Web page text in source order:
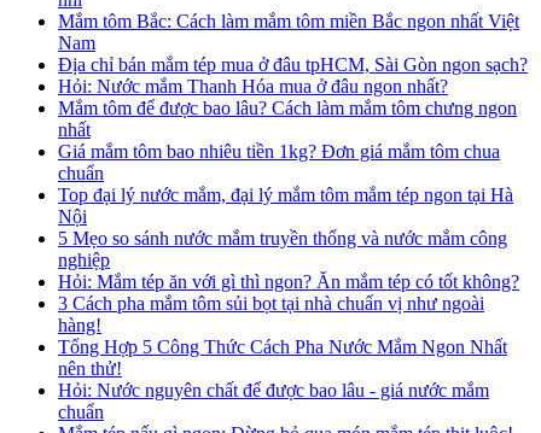
Mắm tôm Bắc: Cách làm mắm tôm miền Bắc ngon nhất Việt
Nam
Địa chỉ bán mắm tép mua ở đâu tpHCM, Sài Gòn ngon sạch?
Hỏi: Nước mắm Thanh Hóa mua ở đâu ngon nhất?
Mắm tôm để được bao lâu? Cách làm mắm tôm chưng ngon
nhất
Giá mắm tôm bao nhiêu tiền 1kg? Đơn giá mắm tôm chua
chuẩn
Top đại lý nước mắm, đại lý mắm tôm mắm tép ngon tại Hà
Nội
5 Mẹo so sánh nước mắm truyền thống và nước mắm công
nghiệp
Hỏi: Mắm tép ăn với gì thì ngon? Ăn mắm tép có tốt không?
3 Cách pha mắm tôm sủi bọt tại nhà chuẩn vị như ngoài
hàng!
Tổng Hợp 5 Công Thức Cách Pha Nước Mắm Ngon Nhất
nên thử!
Hỏi: Nước nguyên chất để được bao lâu - giá nước mắm
chuẩn